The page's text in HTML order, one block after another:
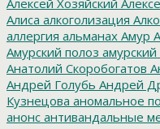
Алиса алкоголизация
аллергия альманах Амур
Амурский полоз амурский
Анатолий Скоробогатов
Андрей Голубь Андрей
Кузнецова аномальное
анонс антивандальные